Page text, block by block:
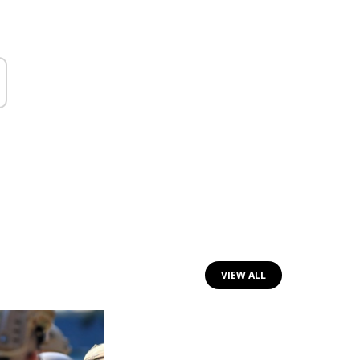
VIEW ALL